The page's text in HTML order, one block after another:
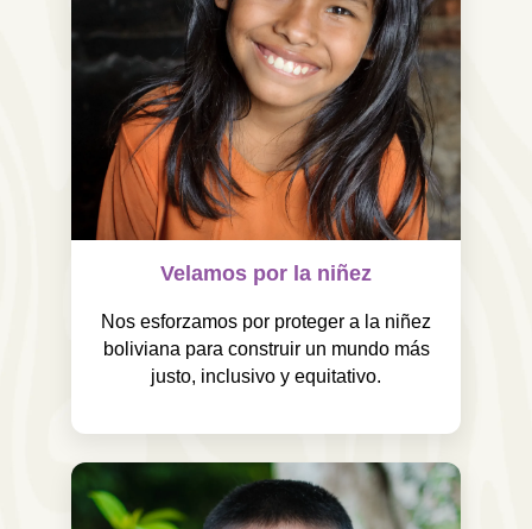
Velamos por la niñez
Nos esforzamos por proteger a la niñez
boliviana para construir un mundo más
justo, inclusivo y equitativo.